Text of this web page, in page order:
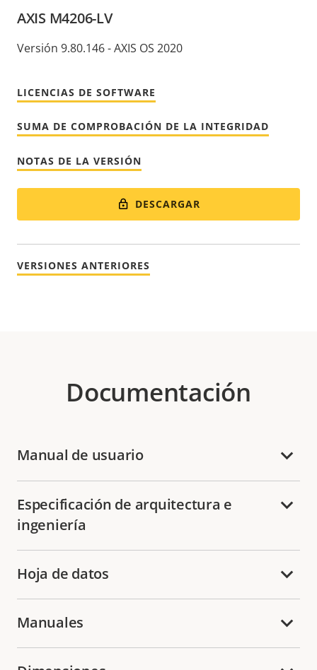
AXIS M4206-LV
Versión 9.80.146 - AXIS OS 2020
LICENCIAS DE SOFTWARE
SUMA DE COMPROBACIÓN DE LA INTEGRIDAD
NOTAS DE LA VERSIÓN
DESCARGAR
VERSIONES ANTERIORES
Documentación
Manual de usuario
Especificación de arquitectura e
ingeniería
Hoja de datos
Manuales